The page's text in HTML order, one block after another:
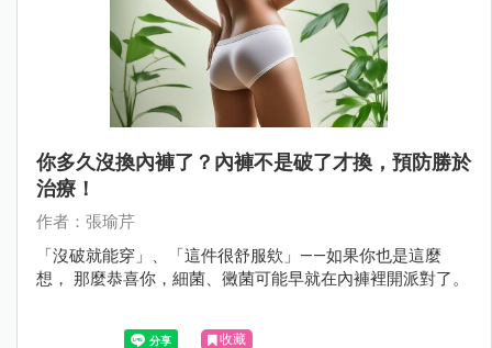
你多久沒換內褲了？內褲不是破了才換，預防勝於
治療！
作者：張瑜芹
「沒破就能穿」、「這件很舒服欸」——如果你也是這麼
想， 那麼恭喜你，細菌、黴菌可能早就在內褲裡開派對了。
收藏